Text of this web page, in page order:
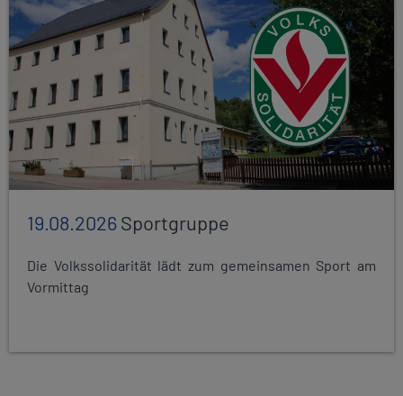
19.08.2026Sportgruppe
Die Volkssolidarität lädt zum gemeinsamen Sport am
Vormittag